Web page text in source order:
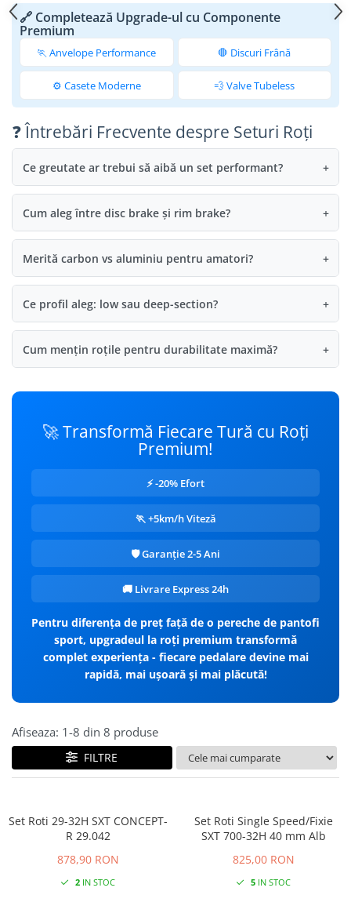
🔗 Completează Upgrade-ul cu Componente
Premium
🏃 Anvelope Performance 🛑 Discuri Frână
⚙️ Casete Moderne 💨 Valve Tubeless
❓ Întrebări Frecvente despre Seturi Roți
Ce greutate ar trebui să aibă un set performant? +
Cum aleg între disc brake și rim brake? +
Merită carbon vs aluminiu pentru amatori? +
Ce profil aleg: low sau deep-section? +
Cum mențin roțile pentru durabilitate maximă? +
🚀 Transformă Fiecare Tură cu Roți
Premium!
⚡ -20% Efort
🏃 +5km/h Viteză
🛡️ Garanție 2-5 Ani
🚚 Livrare Express 24h
Pentru diferența de preț față de o pereche de pantofi
sport, upgradeul la roți premium transformă
complet experiența - fiecare pedalare devine mai
rapidă, mai ușoară și mai plăcută!
Afiseaza: 1-8 din 8 produse
FILTRE
Set Roti 29-32H SXT CONCEPT-
R 29.042
878,90 RON
2IN STOC
Set Roti Single Speed/Fixie
SXT 700-32H 40 mm Alb
825,00 RON
5IN STOC